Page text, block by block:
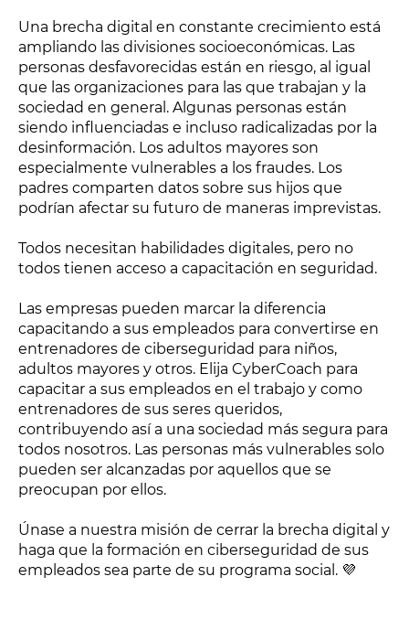
Una brecha digital en constante crecimiento está
ampliando las divisiones socioeconómicas. Las
personas desfavorecidas están en riesgo, al igual
que las organizaciones para las que trabajan y la
sociedad en general. Algunas personas están
siendo influenciadas e incluso radicalizadas por la
desinformación. Los adultos mayores son
especialmente vulnerables a los fraudes. Los
padres comparten datos sobre sus hijos que
podrían afectar su futuro de maneras imprevistas.
Todos necesitan habilidades digitales, pero no
todos tienen acceso a capacitación en seguridad.
Las empresas pueden marcar la diferencia
capacitando a sus empleados para convertirse en
entrenadores de ciberseguridad para niños,
adultos mayores y otros. Elija CyberCoach para
capacitar a sus empleados en el trabajo y como
entrenadores de sus seres queridos,
contribuyendo así a una sociedad más segura para
todos nosotros. Las personas más vulnerables solo
pueden ser alcanzadas por aquellos que se
preocupan por ellos.
Únase a nuestra misión de cerrar la brecha digital y
haga que la formación en ciberseguridad de sus
empleados sea parte de su programa social. 💜